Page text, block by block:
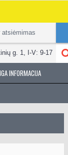
atsiėmimas
g. 1, I-V: 9-17
INFORMACIJA